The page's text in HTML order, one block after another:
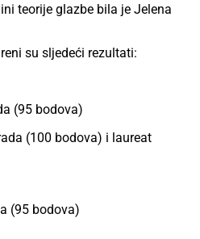
teorije glazbe bila je Jelena
su sljedeći rezultati:
(95 bodova)
(100 bodova) i laureat
(95 bodova)